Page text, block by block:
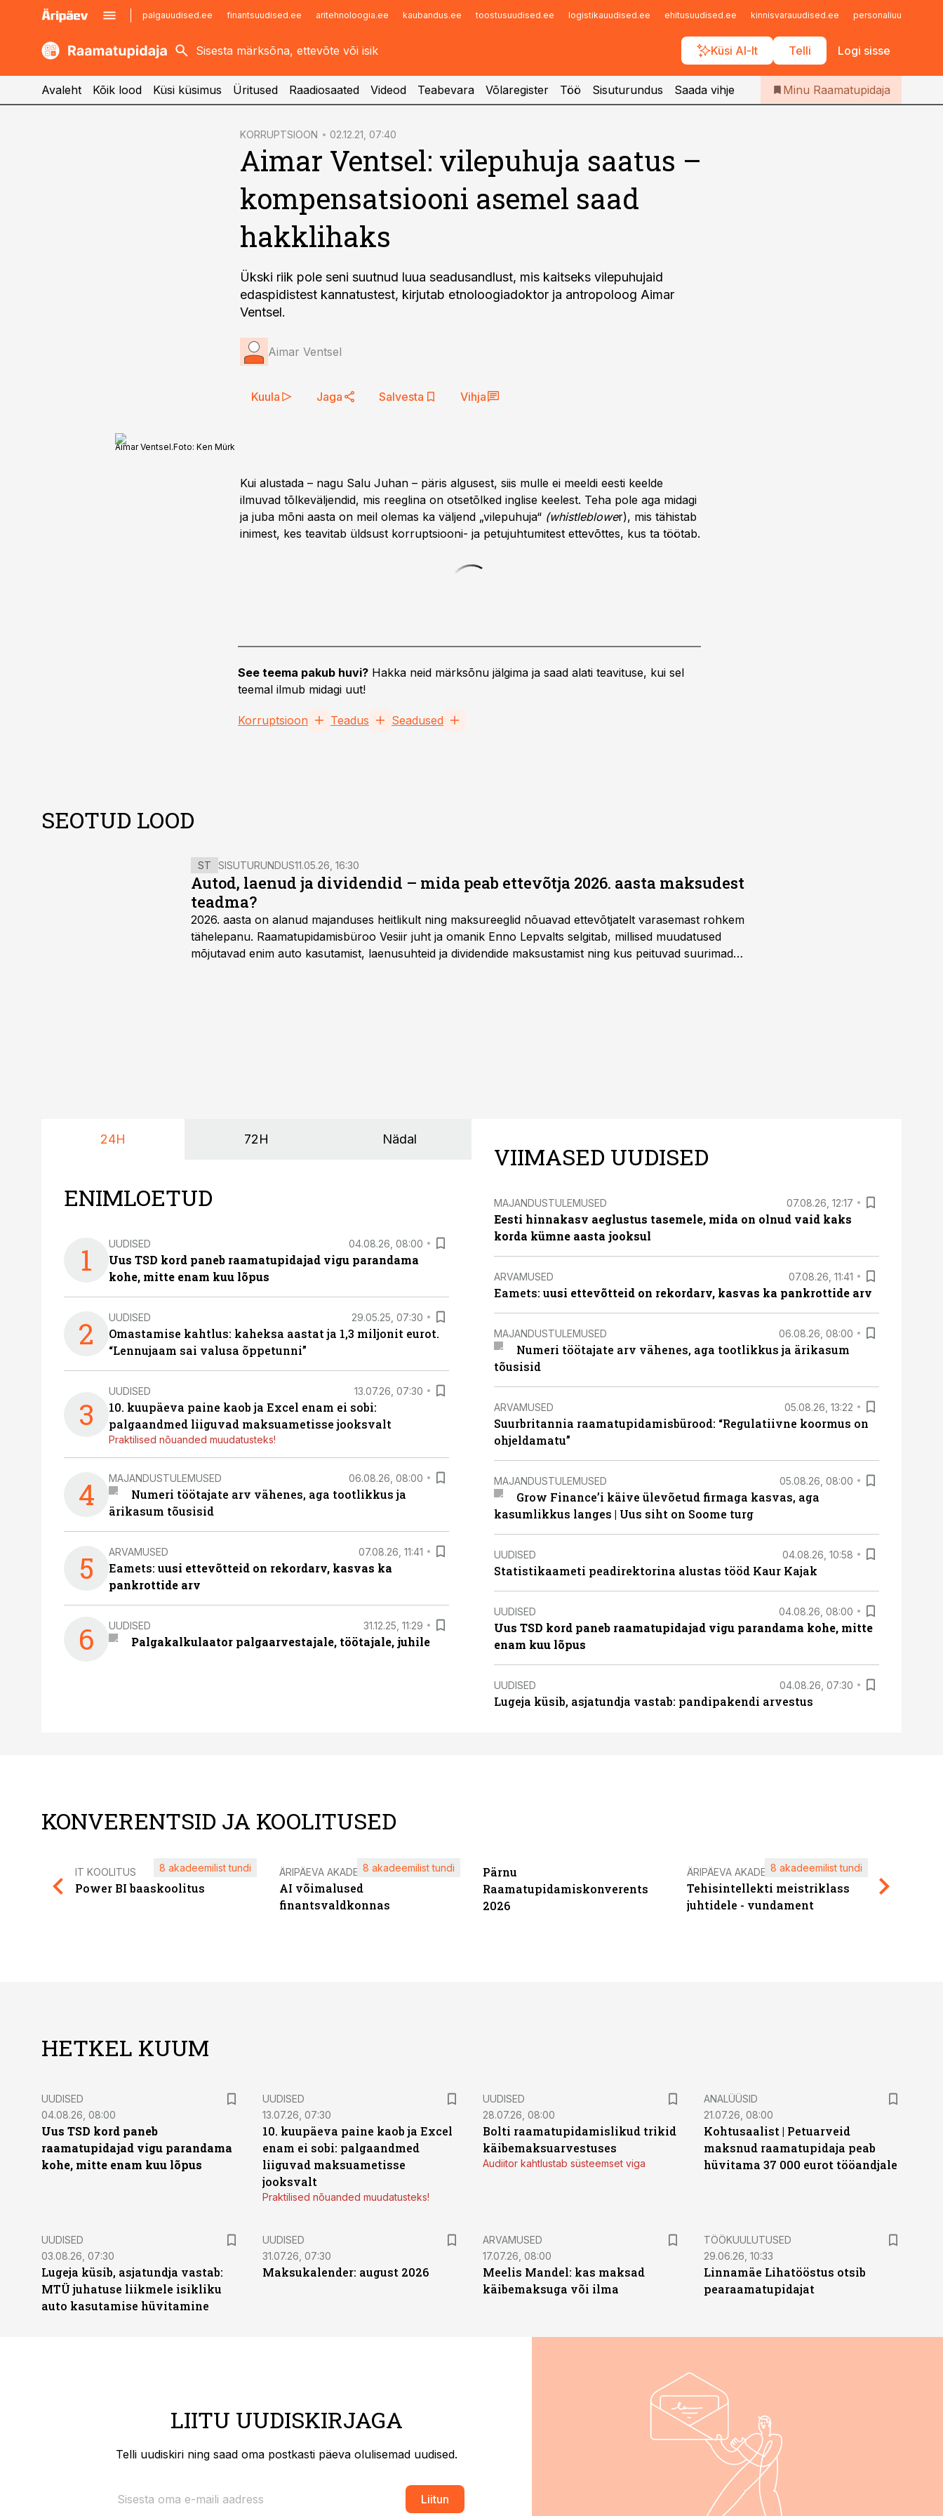
palgauudised.ee finantsuudised.ee aritehnoloogia.ee kaubandus.ee toostusuudised.ee logistikauudised.ee ehitusuudised.ee kinnisvarauudised.ee personaliuudised.ee
Küsi AI-lt Telli Logi sisse
kaubandus.ee
kinnisvarauudised.ee
imelineajalugu.ee
Infopank
Iseteenindus
Telli Raamatupidaja
Avaleht Kõik lood Küsi küsimus Üritused Raadiosaated Videod Teabevara Võlaregister Töö Sisuturundus Saada vihje Minu Raamatupidaja
KORRUPTSIOON 02.12.21, 07:40
Aimar Ventsel: vilepuhuja saatus –
kompensatsiooni asemel saad
hakklihaks
Ükski riik pole seni suutnud luua seadusandlust, mis kaitseks vilepuhujaid
edaspidistest kannatustest, kirjutab etnoloogiadoktor ja antropoloog Aimar
Ventsel.
Aimar Ventsel
Kuula Jaga Salvesta Vihja
Aimar Ventsel.Foto: Ken Mürk
Kui alustada – nagu Salu Juhan – päris algusest, siis mulle ei meeldi eesti keelde
ilmuvad tõlkeväljendid, mis reeglina on otsetõlked inglise keelest. Teha pole aga midagi
ja juba mõni aasta on meil olemas ka väljend „vilepuhuja“ (whistleblower), mis tähistab
inimest, kes teavitab üldsust korruptsiooni- ja petujuhtumitest ettevõttes, kus ta töötab.
See teema pakub huvi? Hakka neid märksõnu jälgima ja saad alati teavituse, kui sel
teemal ilmub midagi uut!
Korruptsioon Teadus Seadused
SEOTUD LOOD
ST SISUTURUNDUS11.05.26, 16:30
Autod, laenud ja dividendid – mida peab ettevõtja 2026. aasta maksudest
teadma?
2026. aasta on alanud majanduses heitlikult ning maksureeglid nõuavad ettevõtjatelt varasemast rohkem
tähelepanu. Raamatupidamisbüroo Vesiir juht ja omanik Enno Lepvalts selgitab, millised muudatused
mõjutavad enim auto kasutamist, laenusuhteid ja dividendide maksustamist ning kus peituvad suurimad
24H 72H Nädal
ENIMLOETUD
1 UUDISED 04.08.26, 08:00
Uus TSD kord paneb raamatupidajad vigu parandama
kohe, mitte enam kuu lõpus
2 UUDISED 29.05.25, 07:30
Omastamise kahtlus: kaheksa aastat ja 1,3 miljonit eurot.
“Lennujaam sai valusa õppetunni”
3
UUDISED 13.07.26, 07:30
10. kuupäeva paine kaob ja Excel enam ei sobi:
palgaandmed liiguvad maksuametisse jooksvalt
Praktilised nõuanded muudatusteks!
4 MAJANDUSTULEMUSED 06.08.26, 08:00
Numeri töötajate arv vähenes, aga tootlikkus ja
ärikasum tõusisid
5 ARVAMUSED 07.08.26, 11:41
Eamets: uusi ettevõtteid on rekordarv, kasvas ka
pankrottide arv
6 UUDISED 31.12.25, 11:29
Palgakalkulaator palgaarvestajale, töötajale, juhile
VIIMASED UUDISED
MAJANDUSTULEMUSED 07.08.26, 12:17
Eesti hinnakasv aeglustus tasemele, mida on olnud vaid kaks
korda kümne aasta jooksul
ARVAMUSED 07.08.26, 11:41
Eamets: uusi ettevõtteid on rekordarv, kasvas ka pankrottide arv
MAJANDUSTULEMUSED 06.08.26, 08:00
Numeri töötajate arv vähenes, aga tootlikkus ja ärikasum
tõusisid
ARVAMUSED 05.08.26, 13:22
Suurbritannia raamatupidamisbürood: “Regulatiivne koormus on
ohjeldamatu”
MAJANDUSTULEMUSED 05.08.26, 08:00
Grow Finance’i käive ülevõetud firmaga kasvas, aga
kasumlikkus langes | Uus siht on Soome turg
UUDISED 04.08.26, 10:58
Statistikaameti peadirektorina alustas tööd Kaur Kajak
UUDISED 04.08.26, 08:00
Uus TSD kord paneb raamatupidajad vigu parandama kohe, mitte
enam kuu lõpus
UUDISED 04.08.26, 07:30
Lugeja küsib, asjatundja vastab: pandipakendi arvestus
KONVERENTSID JA KOOLITUSED
IT KOOLITUS
Power BI baaskoolitus
8 akadeemilist tundi ÄRIPÄEVA AKADEEMIA
AI võimalused
finantsvaldkonnas
8 akadeemilist tundi
Pärnu
Raamatupidamiskonverents
2026
ÄRIPÄEVA AKADEEMIA
Tehisintellekti meistriklass
juhtidele - vundament
8 akadeemilist tundi
HETKEL KUUM
UUDISED
04.08.26, 08:00
Uus TSD kord paneb
raamatupidajad vigu parandama
kohe, mitte enam kuu lõpus
UUDISED
13.07.26, 07:30
10. kuupäeva paine kaob ja Excel
enam ei sobi: palgaandmed
liiguvad maksuametisse
jooksvalt
Praktilised nõuanded muudatusteks!
UUDISED
28.07.26, 08:00
Bolti raamatupidamislikud trikid
käibemaksuarvestuses
Audiitor kahtlustab süsteemset viga
ANALÜÜSID
21.07.26, 08:00
Kohtusaalist | Petuarveid
maksnud raamatupidaja peab
hüvitama 37 000 eurot tööandjale
UUDISED
03.08.26, 07:30
Lugeja küsib, asjatundja vastab:
MTÜ juhatuse liikmele isikliku
auto kasutamise hüvitamine
UUDISED
31.07.26, 07:30
Maksukalender: august 2026
ARVAMUSED
17.07.26, 08:00
Meelis Mandel: kas maksad
käibemaksuga või ilma
ST
TÖÖKUULUTUSED
29.06.26, 10:33
Linnamäe Lihatööstus otsib
pearaamatupidajat
LIITU UUDISKIRJAGA
Telli uudiskiri ning saad oma postkasti päeva olulisemad uudised.
Liitun